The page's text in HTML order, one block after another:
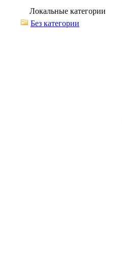
Локальные категории
Без категории